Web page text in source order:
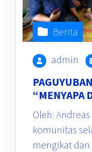
Berita
admin
“MENYAPA
Oleh:
komunitas
mengikat